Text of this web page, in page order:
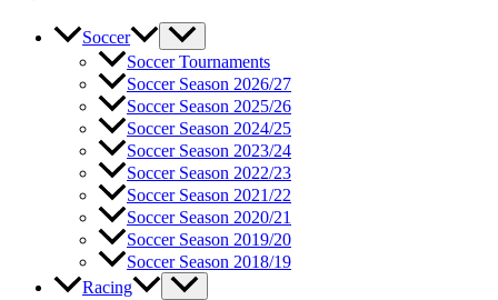
Soccer
Soccer Tournaments
Soccer Season 2026/27
Soccer Season 2025/26
Soccer Season 2024/25
Soccer Season 2023/24
Soccer Season 2022/23
Soccer Season 2021/22
Soccer Season 2020/21
Soccer Season 2019/20
Soccer Season 2018/19
Racing